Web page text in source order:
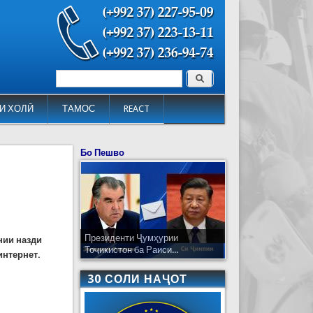
ХОЛӢ ТАМОС REACT
Форма поиска Поиск
назди
Бо Пешво
Президенти Ҷумҳурии
Тоҷикистон ба Раиси...
30 СОЛИ НАҶОТ